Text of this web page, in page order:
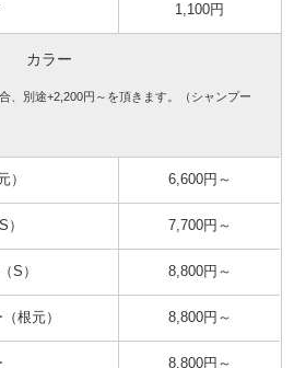
1,100円
カラー
、別途+2,200円～を頂きます。（シャンプー
） 6,600円～
7,700円～
S） 8,800円～
根元） 8,800円～
8,800円～